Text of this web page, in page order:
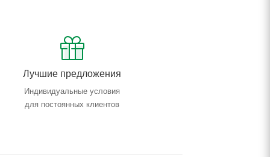
Лучшие предложения
Индивидуальные условия
для постоянных клиентов